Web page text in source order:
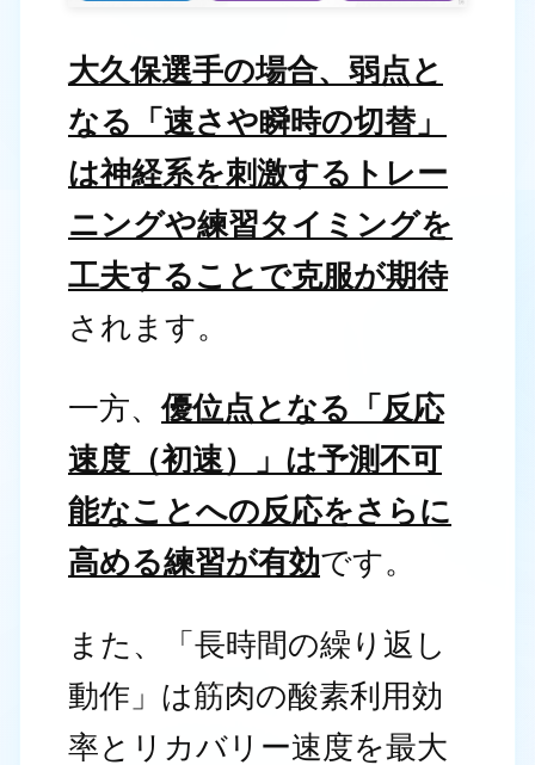
大久保選手の場合、弱点と
なる「速さや瞬時の切替」
は神経系を刺激するトレー
ニングや練習タイミングを
工夫することで克服が期待
されます。
一方、優位点となる「反応
速度（初速）」は予測不可
能なことへの反応をさらに
高める練習が有効です。
また、「長時間の繰り返し
動作」は筋肉の酸素利用効
率とリカバリー速度を最大